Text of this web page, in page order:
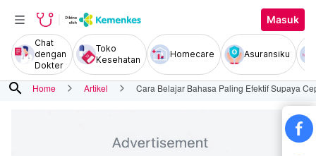
Masuk
Chat
dengan
Dokter
Toko
Kesehatan
Homecare Asuransiku
search Home Artikel Cara Belajar Bahasa Paling Efektif Supaya